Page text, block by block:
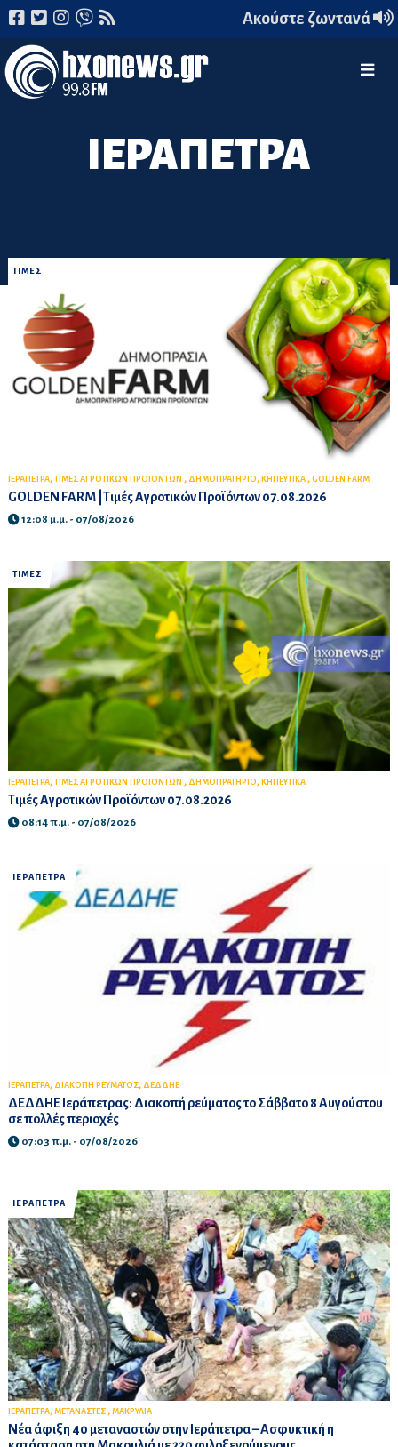
Ακούστε ζωντανά
ΙΕΡΑΠΕΤΡΑ
ΤΙΜΕΣ
ΙΕΡΑΠΕΤΡΑ, ΤΙΜΕΣ ΑΓΡΟΤΙΚΩΝ ΠΡΟΙΟΝΤΩΝ , ΔΗΜΟΠΡΑΤΗΡΙΟ, ΚΗΠΕΥΤΙΚΑ , GOLDEN FARM
GOLDEN FARM |Τιμές Αγροτικών Προϊόντων 07.08.2026
12:08 μ.μ. - 07/08/2026
ΤΙΜΕΣ
ΙΕΡΑΠΕΤΡΑ, ΤΙΜΕΣ ΑΓΡΟΤΙΚΩΝ ΠΡΟΙΟΝΤΩΝ , ΔΗΜΟΠΡΑΤΗΡΙΟ, ΚΗΠΕΥΤΙΚΑ
Τιμές Αγροτικών Προϊόντων 07.08.2026
08:14 π.μ. - 07/08/2026
ΙΕΡΑΠΕΤΡΑ
ΙΕΡΑΠΕΤΡΑ, ΔΙΑΚΟΠΗ ΡΕΥΜΑΤΟΣ, ΔΕΔΔΗΕ
ΔΕΔΔΗΕ Ιεράπετρας: Διακοπή ρεύματος το Σάββατο 8 Αυγούστου
σε πολλές περιοχές
07:03 π.μ. - 07/08/2026
ΙΕΡΑΠΕΤΡΑ
ΙΕΡΑΠΕΤΡΑ, ΜΕΤΑΝΑΣΤΕΣ , ΜΑΚΡΥΛΙΑ
Νέα άφιξη 40 μεταναστών στην Ιεράπετρα – Ασφυκτική η